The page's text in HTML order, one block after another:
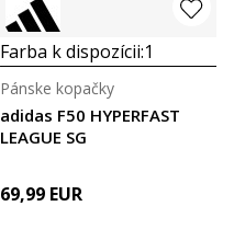
Farba k dispozícii:1
adidas F50 HYPERFAST
LEAGUE SG
Pánske kopačky
69,99 EUR